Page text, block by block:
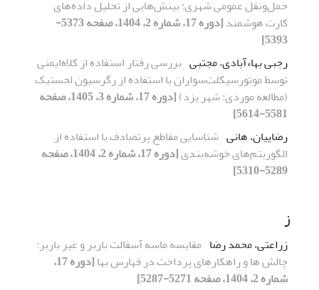
حمل‌ونقل عمومی شهری: بینش‌هایی از تحلیل داده‌های
کارت هوشمند
[دوره 17، شماره 2، 1404، صفحه 5373-
5393]
رجبی بهاءآبادی، مجتبی بررسی رفتار استفاده از کلاه‌ایمنی
توسط موتورسیکلت‌سواران با استفاده از رگرسیون لجستیک
(مطالعه موردی: شهر یزد)
[دوره 17، شماره 3، 1405، صفحه
5581-5614]
رضاییان، هانی شناسایی مقاطع پرتصادف با استفاده از
الگوریتم‌های خوشه‌بندی
[دوره 17، شماره 2، 1404، صفحه
5289-5310]
ز
زراعتی، محمد رضا مقایسه ماسه آسفالت باربر و غیر باربر:
چالش ها و راهکارهای پرداخت در فهارس بها
[دوره 17،
شماره 2، 1404، صفحه 5271-5287]